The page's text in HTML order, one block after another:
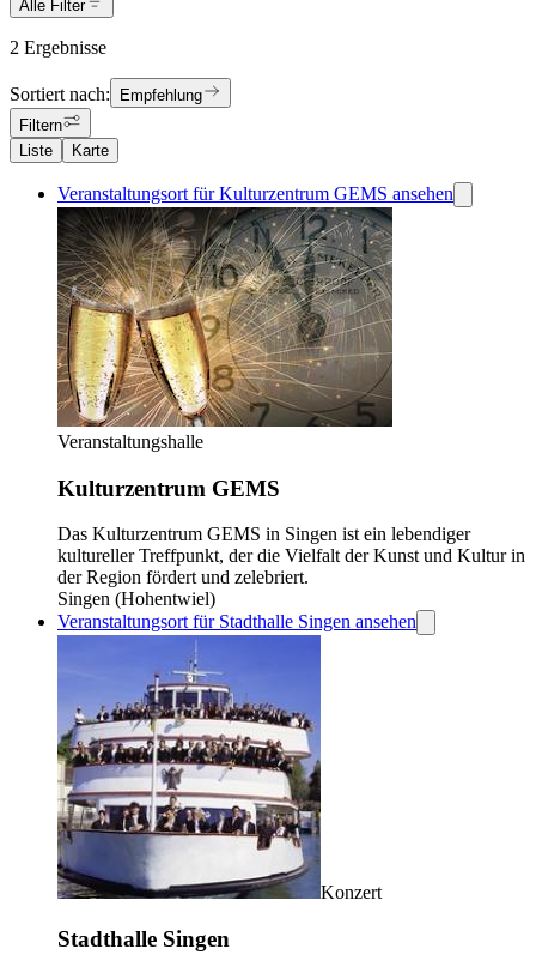
Alle Filter
2 Ergebnisse
Sortiert nach:
Empfehlung
Filtern
Liste
Karte
Veranstaltungsort für Kulturzentrum GEMS ansehen
Veranstaltungshalle
Kulturzentrum GEMS
Das Kulturzentrum GEMS in Singen ist ein lebendiger
kultureller Treffpunkt, der die Vielfalt der Kunst und Kultur in
der Region fördert und zelebriert.
Singen (Hohentwiel)
Veranstaltungsort für Stadthalle Singen ansehen
Konzert
Stadthalle Singen